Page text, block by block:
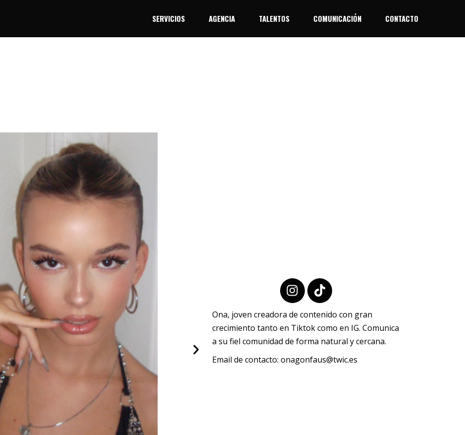
SERVICIOS AGENCIA TALENTOS COMUNICACIÓN CONTACTO
Ona, joven creadora de contenido con gran
crecimiento tanto en Tiktok como en IG. Comunica
a su fiel comunidad de forma natural y cercana.
Email de contacto: onagonfaus@twic.es